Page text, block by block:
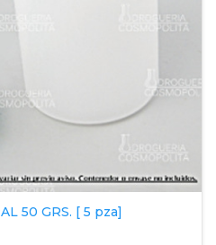
50 GRS. [ 5 pza]